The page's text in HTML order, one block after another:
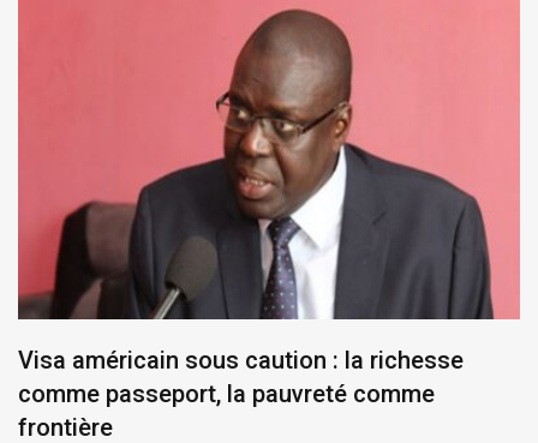
Visa américain sous caution : la richesse
comme passeport, la pauvreté comme
frontière